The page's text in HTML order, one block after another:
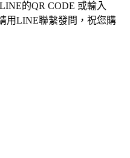
的QR CODE 或輸入
用LINE聯繫發問，祝您購